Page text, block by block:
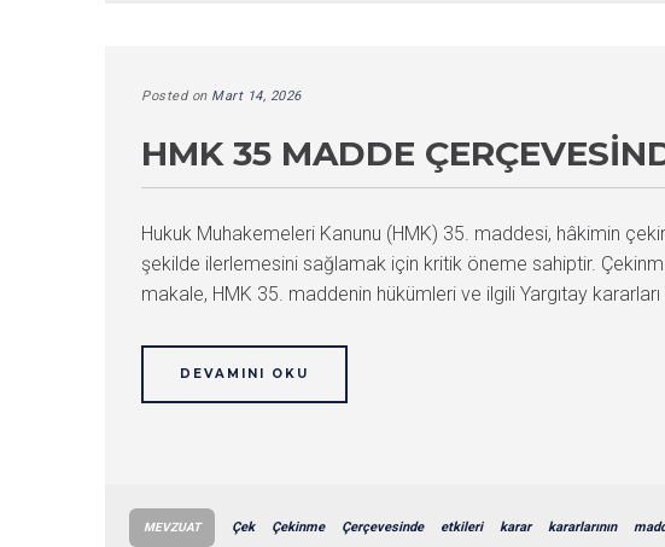
Posted on Mart 14, 2026
HMK 35 MADDE
Hukuk Muhakemeleri Kanunu (HMK) 35. maddesi, hâkimin
şekilde ilerlemesini sağlamak için kritik öneme sahiptir.
makale, HMK 35. maddenin hükümleri ve ilgili Yargıtay kararları
DEVAMINI OKU
MEVZUAT Çek Çekinme Çerçevesinde etkileri karar kararlarının